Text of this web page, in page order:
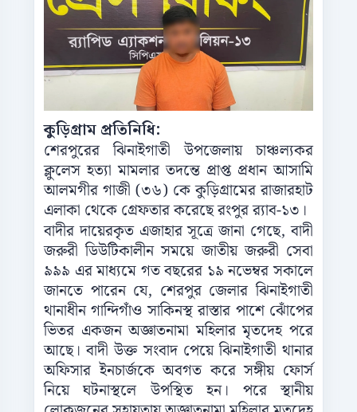
কুড়িগ্রাম প্রতিনিধি:
শেরপুরের ঝিনাইগাতী উপজেলায় চাঞ্চল্যকর
ক্লুলেস হত্যা মামলার তদন্তে প্রাপ্ত প্রধান আসামি
আলমগীর গাজী (৩৬) কে কুড়িগ্রামের রাজারহাট
এলাকা থেকে গ্রেফতার করেছে রংপুর র‍্যাব-১৩।
বাদীর দায়েরকৃত এজাহার সূত্রে জানা গেছে, বাদী
জরুরী ডিউটিকালীন সময়ে জাতীয় জরুরী সেবা
৯৯৯ এর মাধ্যমে গত বছরের ১৯ নভেম্বর সকালে
জানতে পারেন যে, শেরপুর জেলার ঝিনাইগাতী
থানাধীন গান্দিগাঁও সাকিনস্থ রাস্তার পাশে ঝোঁপের
ভিতর একজন অজ্ঞাতনামা মহিলার মৃতদেহ পরে
আছে। বাদী উক্ত সংবাদ পেয়ে ঝিনাইগাতী থানার
অফিসার ইনচার্জকে অবগত করে সঙ্গীয় ফোর্স
নিয়ে ঘটনাস্থলে উপস্থিত হন। পরে স্থানীয়